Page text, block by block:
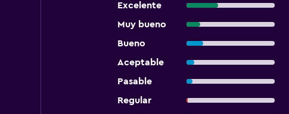
Excelente
Muy bueno
Bueno
Aceptable
Pasable
Regular